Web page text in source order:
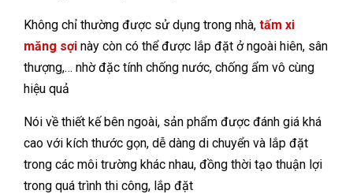
Không chỉ thường được sử dụng trong nhà, tấm xi
măng sợi này còn có thể được lắp đặt ở ngoài hiên, sân
thượng,… nhờ đặc tính chống nước, chống ẩm vô cùng
hiệu quả
Nói về thiết kế bên ngoài, sản phẩm được đánh giá khá
cao với kích thước gọn, dễ dàng di chuyển và lắp đặt
trong các môi trường khác nhau, đồng thời tạo thuận lợi
trong quá trình thi công, lắp đặt